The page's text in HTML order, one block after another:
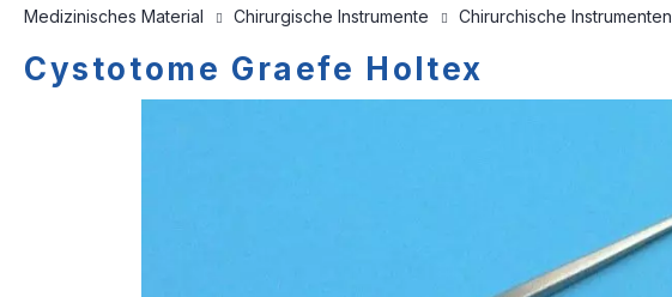
Medizinisches Material Chirurgische Instrumente Chirurchische Instrumenten
Cystotome Graefe Holtex